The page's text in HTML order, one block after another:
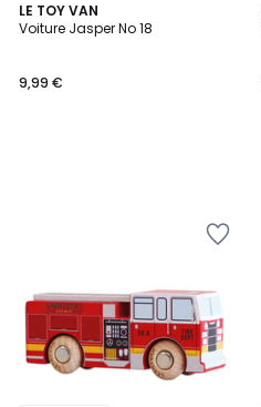
LE TOY VAN
Voiture Jasper No 18
9,99 €